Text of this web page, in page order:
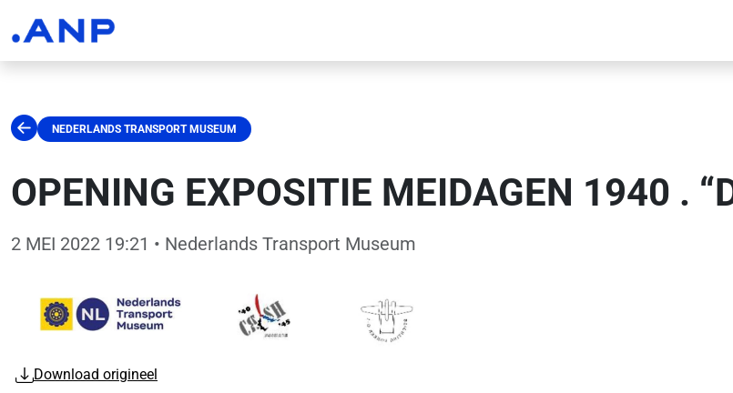
NEDERLANDS TRANSPORT MUSEUM
OPENING EXPOSITIE MEIDAGEN 1940 .
2 MEI 2022 19:21 • Nederlands Transport Museum
Download origineel